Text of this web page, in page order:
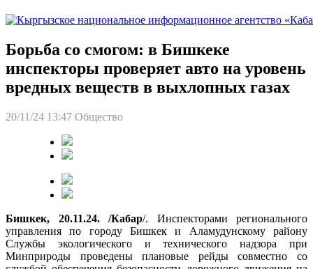
Борьба со смогом: в Бишкеке
инспекторы проверяет авто на уровень
вредных веществ в выхлопных газах
20/11/24 13:47 Общество
Бишкек, 20.11.24. /Кабар/. Инспекторами регионального
управления по городу Бишкек и Аламудунскому району
Службы экологического и технического надзора при
Минприроды проведены плановые рейды совместно со